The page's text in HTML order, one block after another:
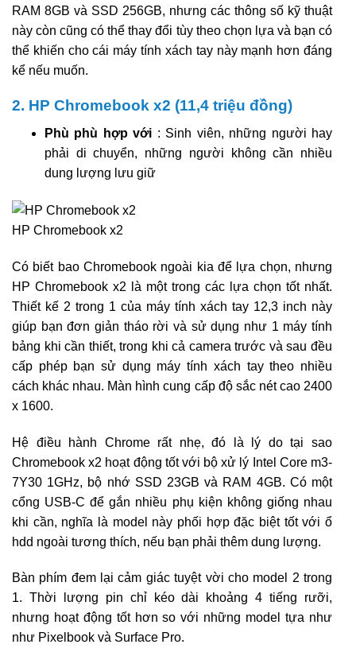
RAM 8GB và SSD 256GB, nhưng các thông số kỹ thuật
này còn cũng có thể thay đổi tùy theo chọn lựa và bạn có
thể khiến cho cái máy tính xách tay này mạnh hơn đáng
kể nếu muốn.
2. HP Chromebook x2 (11,4 triệu đồng)
Phù phù hợp với : Sinh viên, những người hay
phải di chuyển, những người không cần nhiều
dung lượng lưu giữ
HP Chromebook x2
Có biết bao Chromebook ngoài kia để lựa chọn, nhưng
HP Chromebook x2 là một trong các lựa chọn tốt nhất.
Thiết kế 2 trong 1 của máy tính xách tay 12,3 inch này
giúp bạn đơn giản tháo rời và sử dụng như 1 máy tính
bảng khi cần thiết, trong khi cả camera trước và sau đều
cấp phép bạn sử dụng máy tính xách tay theo nhiều
cách khác nhau. Màn hình cung cấp độ sắc nét cao 2400
x 1600.
Hệ điều hành Chrome rất nhẹ, đó là lý do tại sao
Chromebook x2 hoạt động tốt với bộ xử lý Intel Core m3-
7Y30 1GHz, bộ nhớ SSD 23GB và RAM 4GB. Có một
cổng USB-C để gắn nhiều phụ kiện không giống nhau
khi cần, nghĩa là model này phối hợp đặc biệt tốt với ổ
hdd ngoài tương thích, nếu bạn phải thêm dung lượng.
Bàn phím đem lại cảm giác tuyệt vời cho model 2 trong
1. Thời lượng pin chỉ kéo dài khoảng 4 tiếng rưỡi,
nhưng hoạt động tốt hơn so với những model tựa như
như Pixelbook và Surface Pro.